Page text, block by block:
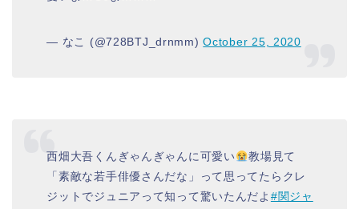
— なこ (@728BTJ_drnmm)October 25, 2020
西畑大吾くんぎゃんぎゃんに可愛い
教場見て
「素敵な若手俳優さんだな」って思ってたらクレ
ジットでジュニアって知って驚いたんだよ #関ジャ